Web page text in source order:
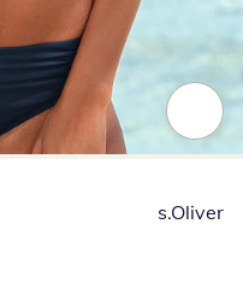
s.Oliver